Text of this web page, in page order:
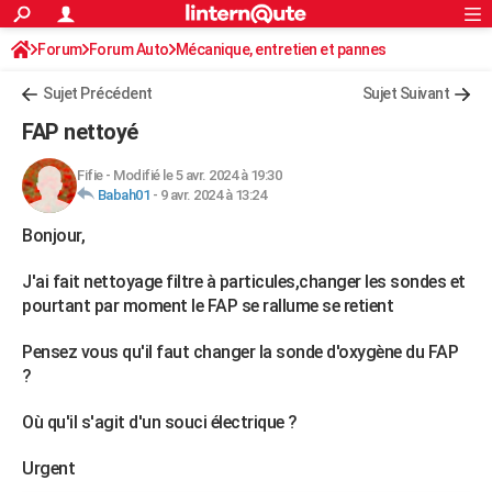
ACTUALITÉS
Politique
Société
Faits Divers
Education
Monde
Villes
+
FINANCE
Retraite
Impôts
Epargne
Immobilier
Risques naturels par ville
Banque
Assurance
Crédit
AUTO
Essais
Réserver un essai
Citadines
Berlines
SUV
Forum auto
+HIGH-TECH
Mobiles
Meilleur smartphone
Internet
Ordinateurs
Jeux vidéo
Guide high-tech
+
Guides de France
Escapades
Patrimoine
Expositions
Musées
Week-end nature
+LIFESTYLE
Art de vivre
Bien-être
Loisirs
Mode
Modes de vie
SANTE
Alimentation
Guide de la santé
Maladies
Médicaments
Sommeil
VOYAGE
Rechercher
S'inscrire
Connexion
Forum Forum Auto Mécanique, entretien et pannes
Sujet Précédent Sujet Suivant
FAP nettoyé
Fifie- Modifié le 5 avr. 2024 à 19:30
Babah01 - 9 avr. 2024 à 13:24
Bonjour,
J'ai fait nettoyage filtre à particules,changer les sondes et
pourtant par moment le FAP se rallume se retient
Pensez vous qu'il faut changer la sonde d'oxygène du FAP
?
Où qu'il s'agit d'un souci électrique ?
Urgent